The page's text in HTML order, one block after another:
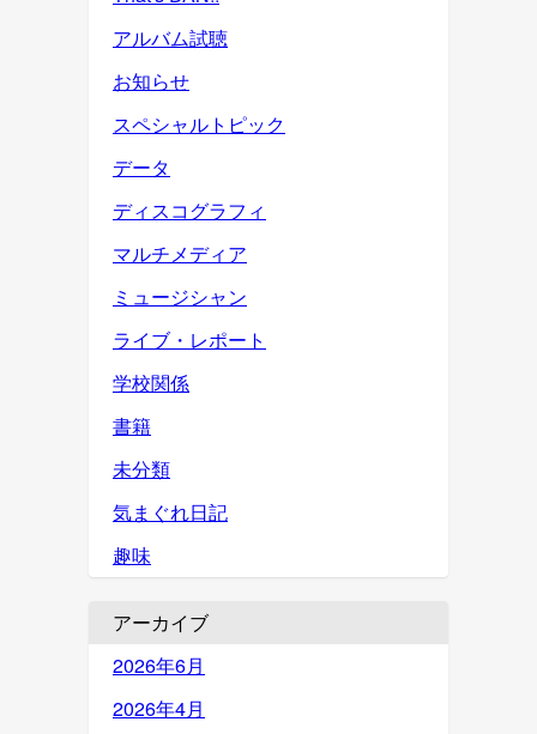
アルバム試聴
お知らせ
スペシャルトピック
データ
ディスコグラフィ
マルチメディア
ミュージシャン
ライブ・レポート
学校関係
書籍
未分類
気まぐれ日記
趣味
アーカイブ
2026年6月
2026年4月